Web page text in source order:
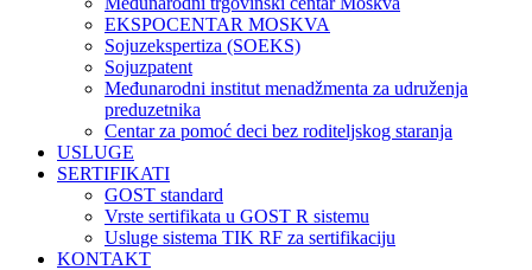
EKSPOCENTAR MOSKVA
Sojuzekspertiza (SOEKS)
Sojuzpatent
Međunarodni institut menadžmenta za udruženja
preduzetnika
Centar za pomoć deci bez roditeljskog staranja
USLUGE
SERTIFIKATI
GOST standard
Vrste sertifikata u GOST R sistemu
Usluge sistema TIK RF za sertifikaciju
KONTAKT